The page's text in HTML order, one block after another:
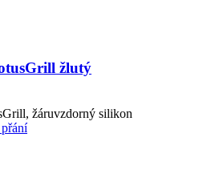
žlutý
žáruvzdorný silikon